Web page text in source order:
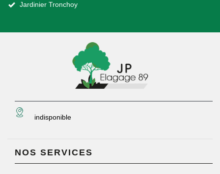
Jardinier Tronchoy
indisponible
NOS SERVICES